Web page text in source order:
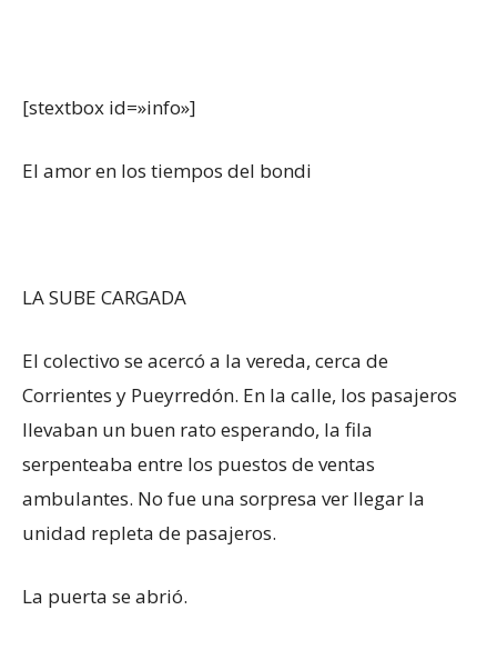
[stextbox id=»info»]
El amor en los tiempos del bondi
LA SUBE CARGADA
El colectivo se acercó a la vereda, cerca de
Corrientes y Pueyrredón. En la calle, los pasajeros
llevaban un buen rato esperando, la fila
serpenteaba entre los puestos de ventas
ambulantes. No fue una sorpresa ver llegar la
unidad repleta de pasajeros.
La puerta se abrió.